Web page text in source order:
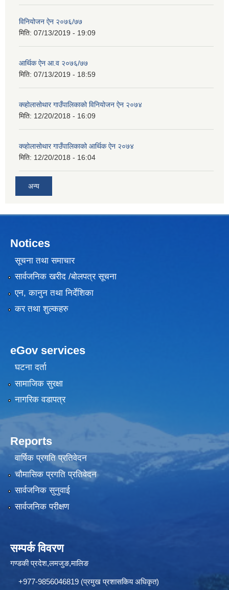
विनियोजन ऐन २०७६/७७
मिति: 07/13/2019 - 19:09
आर्थिक ऐन आ.व २०७६/७७
मिति: 07/13/2019 - 18:59
क्व्होलासोथार गाउँपालिकाको विनियोजन ऐन २०७४
मिति: 12/20/2018 - 16:09
क्व्होलासोथार गाउँपालिकाको आर्थिक ऐन २०७४
मिति: 12/20/2018 - 16:04
अन्य
Notices
सूचना तथा समाचार
सार्वजनिक खरीद /बोलपत्र सूचना
एन, कानुन तथा निर्देशिका
कर तथा शुल्कहरु
eGov services
घटना दर्ता
सामाजिक सुरक्षा
नागरिक वडापत्र
Reports
वार्षिक प्रगति प्रतिवेदन
चौमासिक प्रगति प्रतिवेदन
सार्वजनिक सुनुवाई
सार्वजनिक परीक्षण
सम्पर्क विवरण
गण्डकी प्रदेश,लमजुङ,मालिङ
+977-9856046819 (प्रमुख प्रशासकिय अधिकृत)